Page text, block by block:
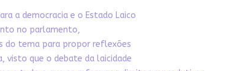
a democracia e o Estado Laico
no parlamento,
do tema para propor reflexões
visto que o debate da laicidade